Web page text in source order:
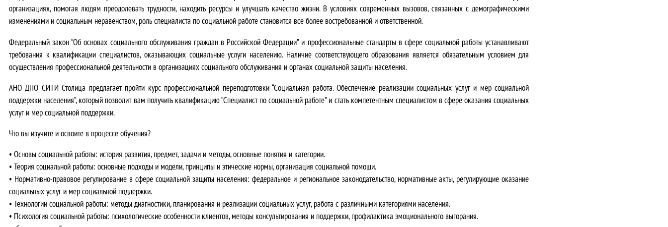
н
с
о
с
в
л
я
л
0
0
0
₽
организациях, помогая людям преодолевать трудности, находить ресурсы и улучшать качество жизни. В условиях современных вызовов, связанных с демографическими
изменениями и социальным неравенством, роль специалиста по социальной работе становится все более востребованной и ответственной.
Федеральный закон “Об основах социального обслуживания граждан в Российской Федерации” и профессиональные стандарты в сфере социальной работы устанавливают
требования к квалификации специалистов, оказывающих социальные услуги населению. Наличие соответствующего образования является обязательным условием для
осуществления профессиональной деятельности в организациях социального обслуживания и органах социальной защиты населения.
АНО ДПО СИТИ Столица предлагает пройти курс профессиональной переподготовки “Социальная работа. Обеспечение реализации социальных услуг и мер социальной
поддержки населения”, который позволит вам получить квалификацию “Специалист по социальной работе” и стать компетентным специалистом в сфере оказания социальных
услуг и мер социальной поддержки.
Что вы изучите и освоите в процессе обучения?
• Основы социальной работы: история развития, предмет, задачи и методы, основные понятия и категории.
• Теория социальной работы: основные подходы и модели, принципы и этические нормы, организация социальной помощи.
• Нормативно-правовое регулирование в сфере социальной защиты населения: федеральное и региональное законодательство, нормативные акты, регулирующие оказание
социальных услуг и мер социальной поддержки.
• Технологии социальной работы: методы диагностики, планирования и реализации социальных услуг, работа с различными категориями населения.
• Психология социальной работы: психологические особенности клиентов, методы консультирования и поддержки, профилактика эмоционального выгорания.